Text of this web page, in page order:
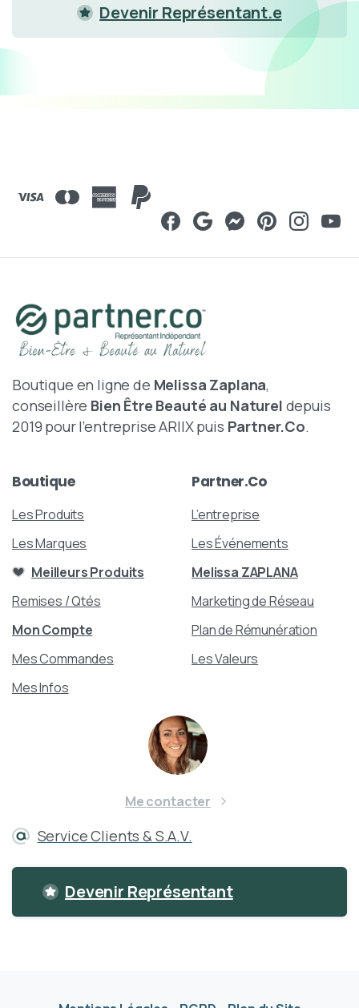
Devenir Représentant.e
Boutique en ligne de Melissa Zaplana,
conseillère Bien Être Beauté au Naturel depuis
2019 pour l’entreprise ARIIX puis Partner.Co.
Boutique
Les Produits
Les Marques
Meilleurs Produits
Remises / Qtés
Mon Compte
Mes Commandes
Mes Infos
Partner.Co
L’entreprise
Les Événements
Melissa ZAPLANA
Marketing de Réseau
Plan de Rémunération
Les Valeurs
Me contacter
Service Clients & S.A.V.
Devenir Représentant